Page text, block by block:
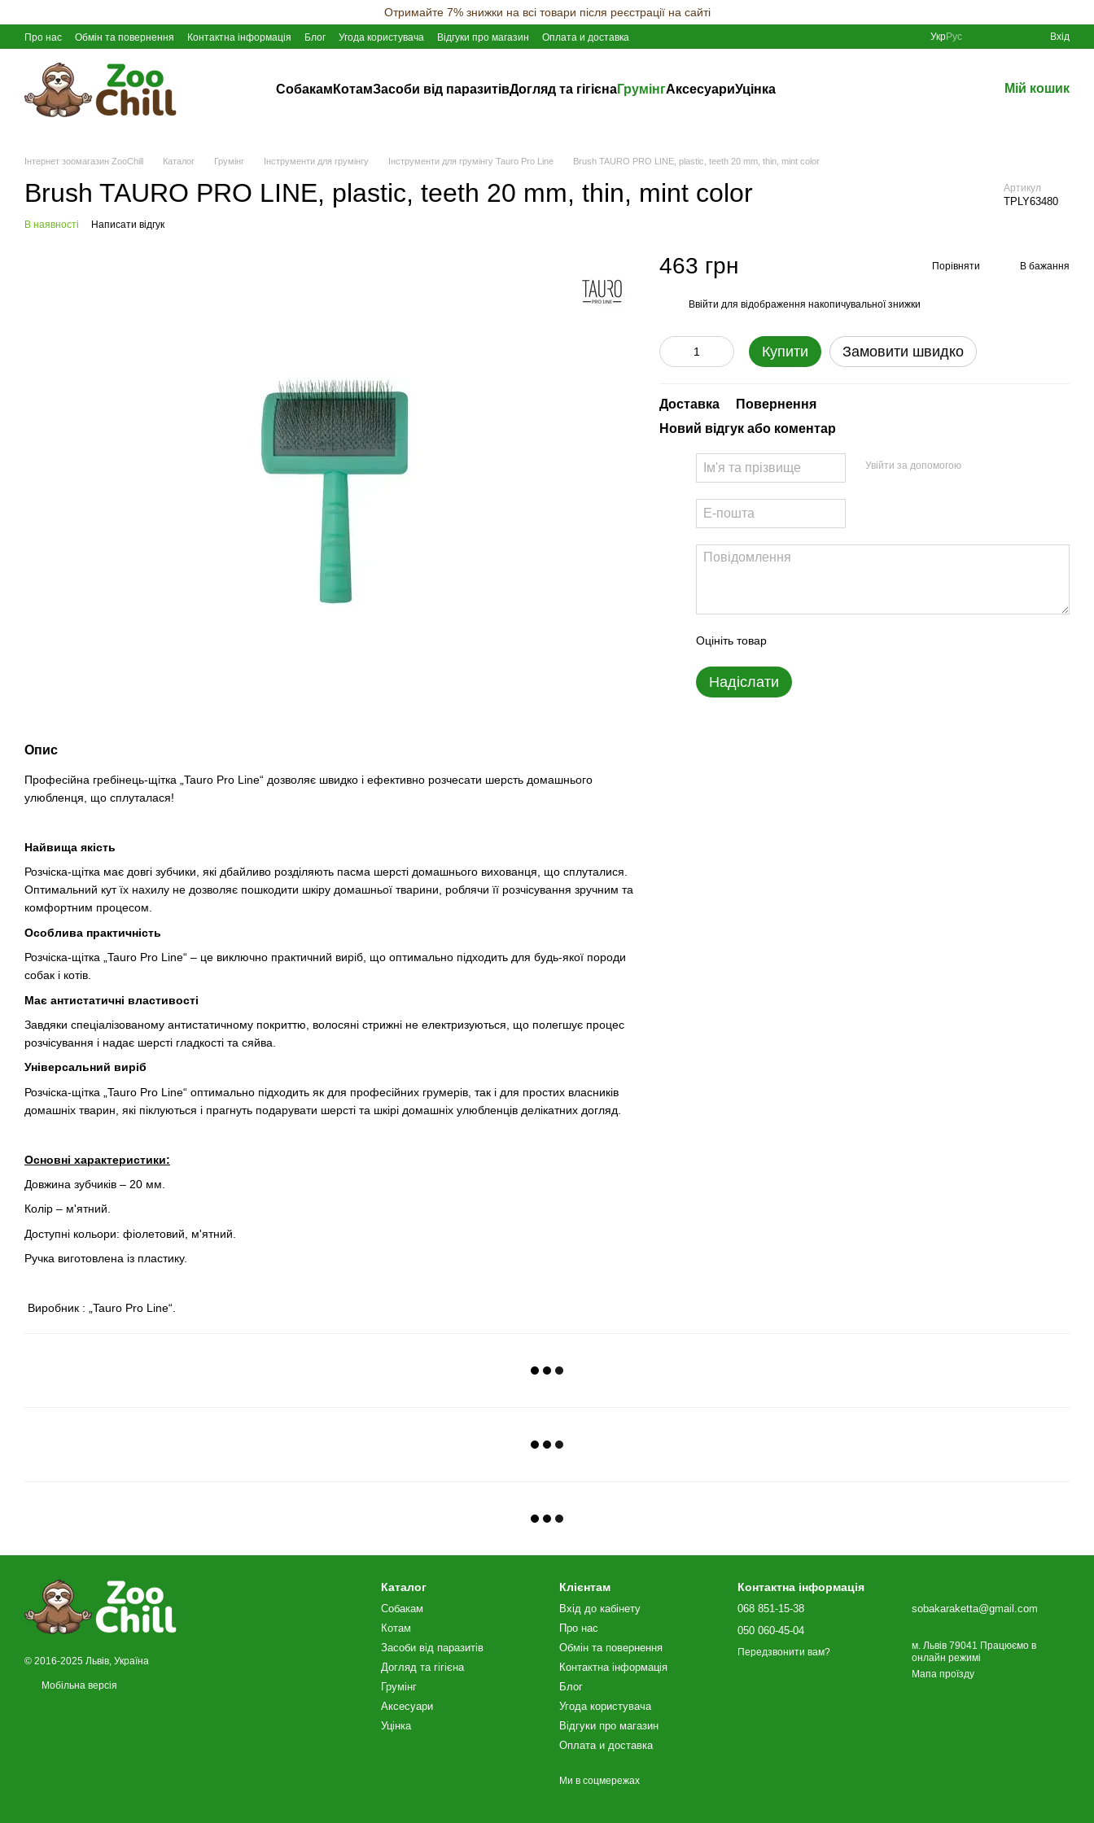
Отримайте 7% знижки на всі товари після реєстрації на сайті
Про нас Обмін та повернення Контактна інформація Блог Угода користувача Відгуки про магазин Оплата и доставка УкрРус Вхід
Собакам КотамЗасоби від паразитівДогляд та гігієнаГрумінгАксесуариУцінка Мій кошик
Інтернет зоомагазин ZooChill Каталог Грумінг Інструменти для грумінгу Інструменти для грумінгу Tauro Pro Line Brush TAURO PRO LINE, plastic, teeth 20 mm, thin, mint color
Brush TAURO PRO LINE, plastic, teeth 20 mm, thin, mint color Артикул
TPLY63480
В наявності Написати відгук
Опис
Професійна гребінець-щітка „Tauro Pro Line“ дозволяє швидко і ефективно розчесати шерсть домашнього
улюбленця, що сплуталася!
Найвища якість
Розчіска-щітка має довгі зубчики, які дбайливо розділяють пасма шерсті домашнього вихованця, що сплуталися.
Оптимальний кут їх нахилу не дозволяє пошкодити шкіру домашньої тварини, роблячи її розчісування зручним та
комфортним процесом.
Особлива практичність
Розчіска-щітка „Tauro Pro Line“ – це виключно практичний виріб, що оптимально підходить для будь-якої породи
собак і котів.
Має антистатичні властивості
Завдяки спеціалізованому антистатичному покриттю, волосяні стрижні не електризуються, що полегшує процес
розчісування і надає шерсті гладкості та сяйва.
Універсальний виріб
Розчіска-щітка „Tauro Pro Line“ оптимально підходить як для професійних грумерів, так і для простих власників
домашніх тварин, які піклуються і прагнуть подарувати шерсті та шкірі домашніх улюбленців делікатних догляд.
Основні характеристики:
Довжина зубчиків – 20 мм.
Колір – м'ятний.
Доступні кольори: фіолетовий, м'ятний.
Ручка виготовлена із пластику.
Виробник : „Tauro Pro Line“.
463 грн Порівняти В бажання
Ввійти для відображення накопичувальної знижки
Купити Замовити швидко
Доставка
Повернення
Новий відгук або коментар
Увійти за допомогою
Оцініть товар
Надіслати
© 2016-2025 Львів, Україна
Мобільна версія
Каталог
Собакам
Котам
Засоби від паразитів
Догляд та гігієна
Грумінг
Аксесуари
Уцінка
Клієнтам
Вхід до кабінету
Про нас
Обмін та повернення
Контактна інформація
Блог
Угода користувача
Відгуки про магазин
Оплата и доставка
Ми в соцмережах
Контактна інформація
068 851-15-38
050 060-45-04
Передзвонити вам?
sobakaraketta@gmail.com
м. Львів 79041 Працюємо в
онлайн режимі
Мапа проїзду